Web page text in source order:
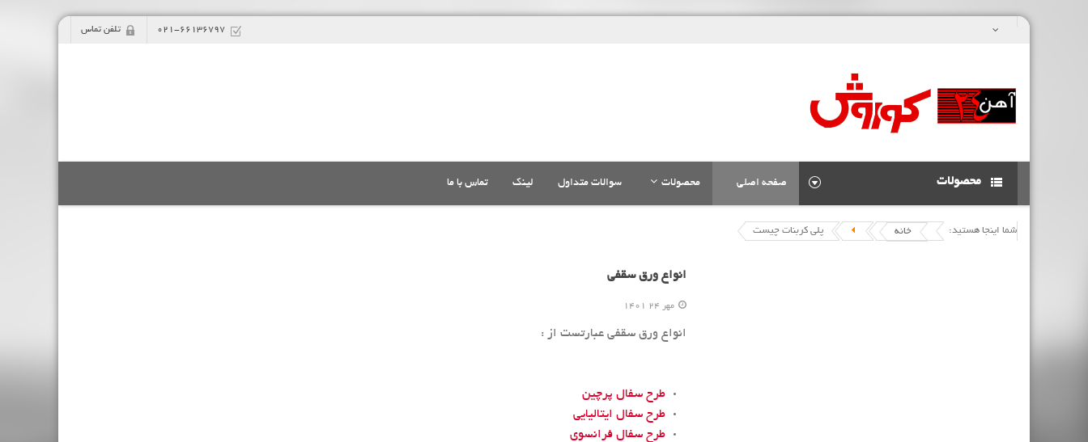
021-66136797 تلفن تماس
محصولات صفحه اصلی محصولات سوالات متداول لینک تماس با ما
شما اینجا هستید: خانه پلی کربنات چیست
انواع ورق سقفی
مهر 24 1401
انواع ورق سقفی عبارتست از :
طرح سفال پرچین
طرح سفال ایتالیایی
طرح سفال فرانسوی